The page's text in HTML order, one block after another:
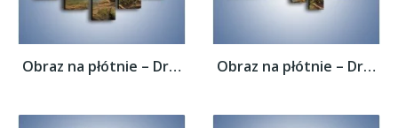
Obraz na płótnie – Drzewa schowane za... Obraz na płótnie – Drzewa schowane za...